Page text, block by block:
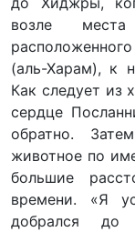
возле
(аль-Харам), к
Как следует из
сердце
обратно.
животное по
большие
времени. «Я
добрался до